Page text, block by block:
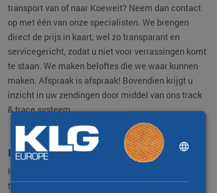
transport van of naar Koeweit? Neem dan contact
op met één van onze specialisten. We brengen
direct de prijs in kaart, wel zo transparant en
servicegericht, zodat u niet voor verrassingen komt
te staan. We maken beloftes die we waar kunnen
maken. Afspraak is afspraak! Bovendien krijgt u
inzicht in uw zendingen door middel van ons track
& trace systeem.
Internationaal transport
KLG Europe behoort tot één van de
toonaangevende logistiek dienstverleners. We zijn
DUTCH
ENGLISH